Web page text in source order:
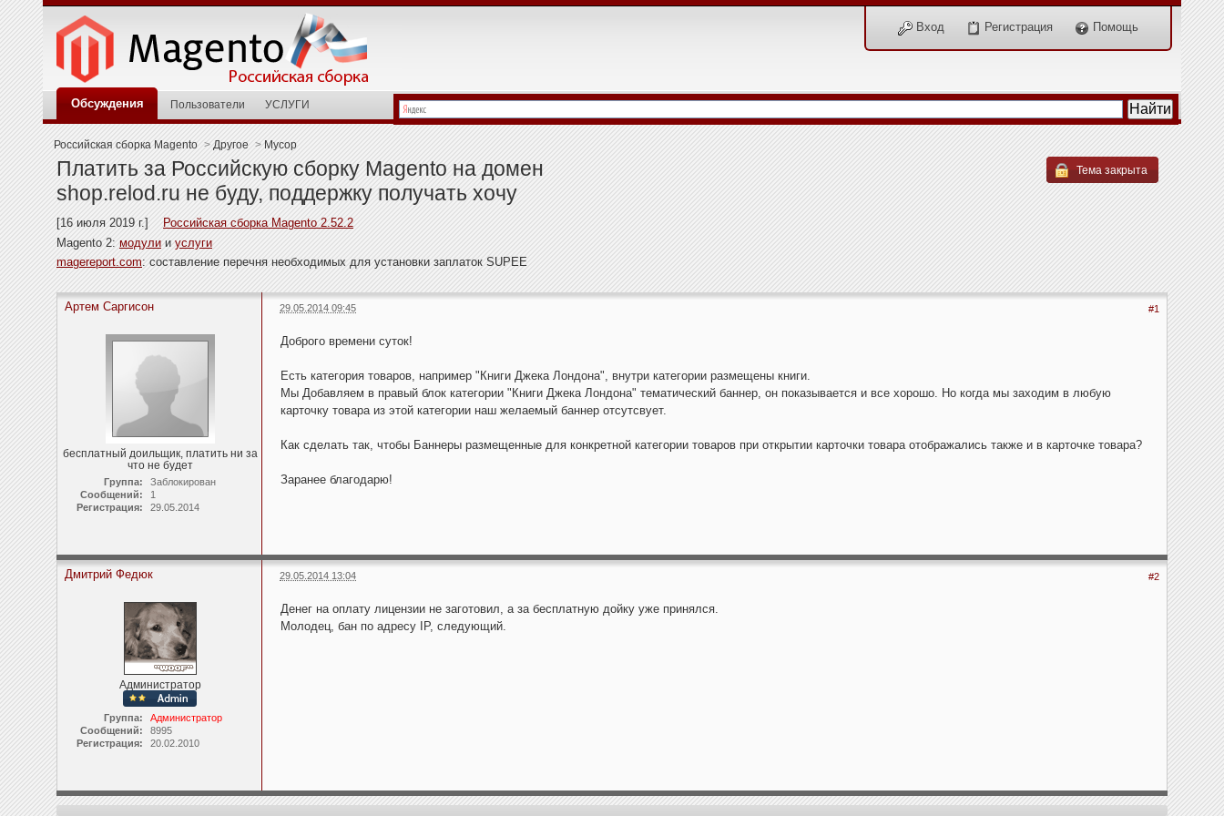
Вход Регистрация Помощь
Обсуждения Пользователи УСЛУГИ
Российская сборка Magento > Другое > Мусор
Платить за Российскую сборку Magento на домен
shop.relod.ru не буду, поддержку получать хочу
[16 июля 2019 г.]
Российская сборка Magento 2.52.2
Magento 2: модули и услуги
magereport.com: составление перечня необходимых для установки заплаток SUPEE
Тема закрыта
#1
Артем Саргисон
бесплатный доильщик, платить ни за
что не будет
Группа:
Заблокирован
Сообщений:
1
Регистрация:
29.05.2014
29.05.2014 09:45
Доброго времени суток!
Есть категория товаров, например "Книги Джека Лондона", внутри категории размещены книги.
Мы Добавляем в правый блок категории "Книги Джека Лондона" тематический баннер, он показывается и все хорошо. Но когда мы заходим в любую
карточку товара из этой категории наш желаемый баннер отсутсвует.
Как сделать так, чтобы Баннеры размещенные для конкретной категории товаров при открытии карточки товара отображались также и в карточке товара?
Заранее благодарю!
#2
Дмитрий Федюк
Администратор
Группа:
Администратор
Сообщений:
8995
Регистрация:
20.02.2010
29.05.2014 13:04
Денег на оплату лицензии не заготовил, а за бесплатную дойку уже принялся.
Молодец, бан по адресу IP, следующий.